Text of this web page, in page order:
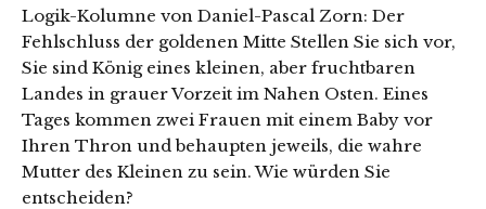
Logik-Kolumne von Daniel-Pascal Zorn: Der
Fehlschluss der goldenen Mitte Stellen Sie sich vor,
Sie sind König eines kleinen, aber fruchtbaren
Landes in grauer Vorzeit im Nahen Osten. Eines
Tages kommen zwei Frauen mit einem Baby vor
Ihren Thron und behaupten jeweils, die wahre
Mutter des Kleinen zu sein. Wie würden Sie
entscheiden?